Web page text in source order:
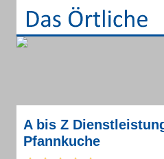
A bis Z
Pfannkuche